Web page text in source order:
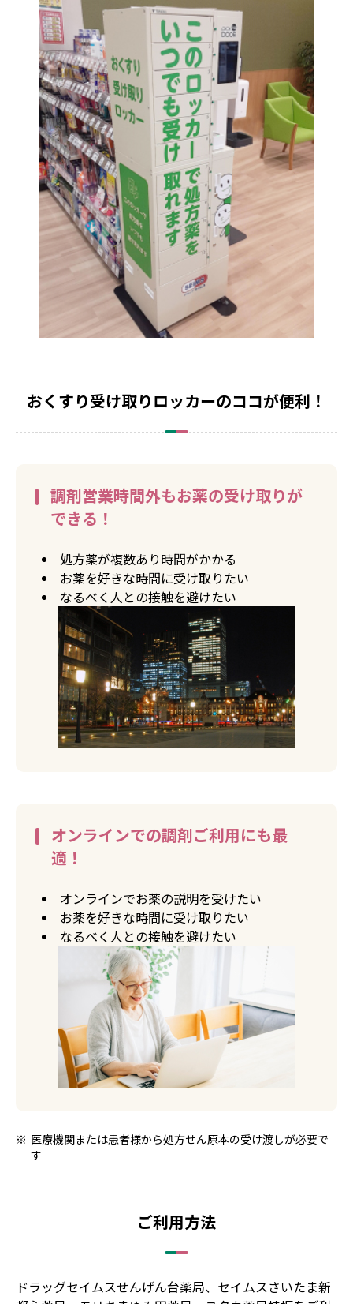
おくすり受け取りロッカーのココが便利！
調剤営業時間外もお薬の受け取りが
できる！
処方薬が複数あり時間がかかる
お薬を好きな時間に受け取りたい
なるべく人との接触を避けたい
オンラインでの調剤ご利用にも最
適！
オンラインでお薬の説明を受けたい
お薬を好きな時間に受け取りたい
なるべく人との接触を避けたい
医療機関または患者様から処方せん原本の受け渡しが必要で
す
ご利用方法
ドラッグセイムスせんげん台薬局、セイムスさいたま新